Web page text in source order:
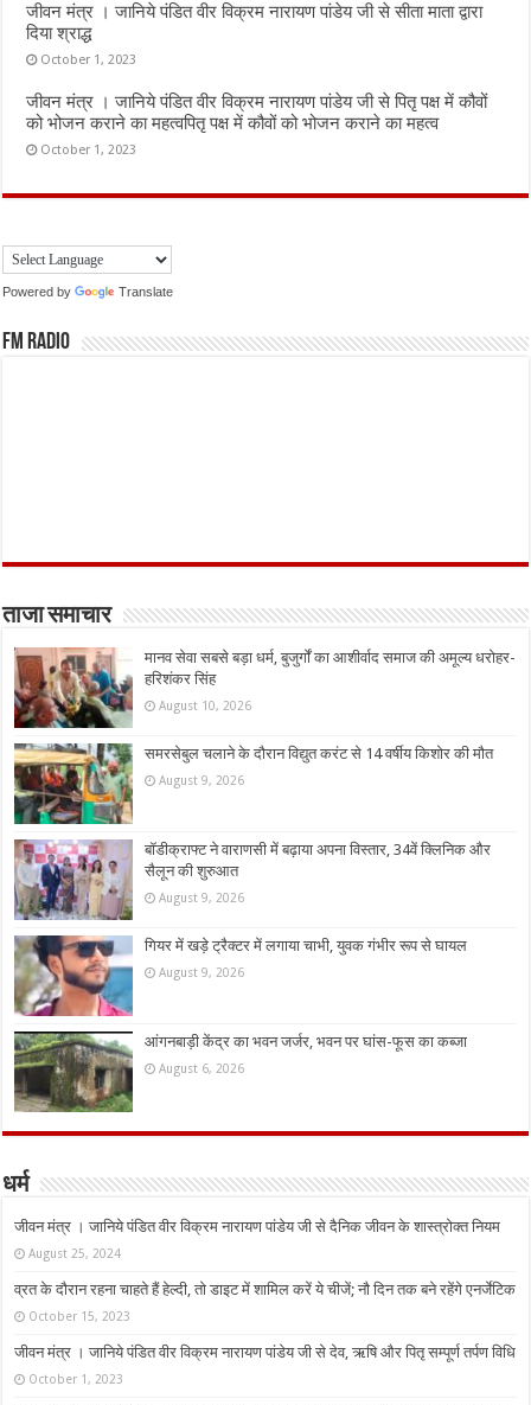
जीवन मंत्र । जानिये पंडित वीर विक्रम नारायण पांडेय जी से सीता माता द्वारा
दिया श्राद्ध
October 1, 2023
जीवन मंत्र । जानिये पंडित वीर विक्रम नारायण पांडेय जी से पितृ पक्ष में कौवों
को भोजन कराने का महत्वपितृ पक्ष में कौवों को भोजन कराने का महत्व
October 1, 2023
Powered by Translate
FM Radio
ताजा समाचार
मानव सेवा सबसे बड़ा धर्म, बुजुर्गों का आशीर्वाद समाज की अमूल्य धरोहर-
हरिशंकर सिंह
August 10, 2026
समरसेबुल चलाने के दौरान विद्युत करंट से 14 वर्षीय किशोर की मौत
August 9, 2026
बॉडीक्राफ्ट ने वाराणसी में बढ़ाया अपना विस्तार, 34वें क्लिनिक और
सैलून की शुरुआत
August 9, 2026
गियर में खड़े ट्रैक्टर में लगाया चाभी, युवक गंभीर रूप से घायल
August 9, 2026
आंगनबाड़ी केंद्र का भवन जर्जर, भवन पर घांस-फूस का कब्जा
August 6, 2026
धर्म
जीवन मंत्र । जानिये पंडित वीर विक्रम नारायण पांडेय जी से दैनिक जीवन के शास्त्रोक्त नियम
August 25, 2024
व्रत के दौरान रहना चाहते हैं हेल्दी, तो डाइट में शामिल करें ये चीजें; नौ दिन तक बने रहेंगे एनर्जेटिक
October 15, 2023
जीवन मंत्र । जानिये पंडित वीर विक्रम नारायण पांडेय जी से देव, ऋषि और पितृ सम्पूर्ण तर्पण विधि
October 1, 2023